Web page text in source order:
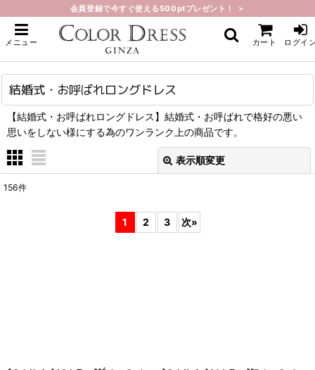
会員登録で今すぐ使える500ptプレゼント！ ＞
メニュー カート ログイ
ホーム > 結婚式・お呼ばれロングドレス
結婚式・お呼ばれロングドレス
【結婚式・お呼ばれロングドレス】結婚式・お呼ばれで格好の悪い
思いをしない様にする為のワンランク上の商品です。
表示順変更
156件
1 2 3 次»